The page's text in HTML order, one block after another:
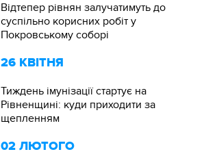
Відтепер рівнян залучатимуть до
суспільно корисних робіт у
Покровському соборі
26 КВІТНЯ
Тиждень імунізації стартує на
Рівненщині: куди приходити за
щепленням
02 ЛЮТОГО